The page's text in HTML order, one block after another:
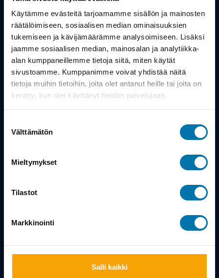
Käytämme evästeitä tarjoamamme sisällön ja mainosten
räätälöimiseen, sosiaalisen median ominaisuuksien
tukemiseen ja kävijämäärämme analysoimiseen. Lisäksi
jaamme sosiaalisen median, mainosalan ja analytiikka-
alan kumppaneillemme tietoja siitä, miten käytät
sivustoamme. Kumppanimme voivat yhdistää näitä
tietoja muihin tietoihin, joita olet antanut heille tai joita on
kerätty, kun olet käyttänyt heidän palvelujaan.
valinta
Välttämätön
Mieltymykset
Tilastot
Markkinointi
Salli kaikki
Info
Toimitus
Takuu ja palautukset
info@bikeshop.fi